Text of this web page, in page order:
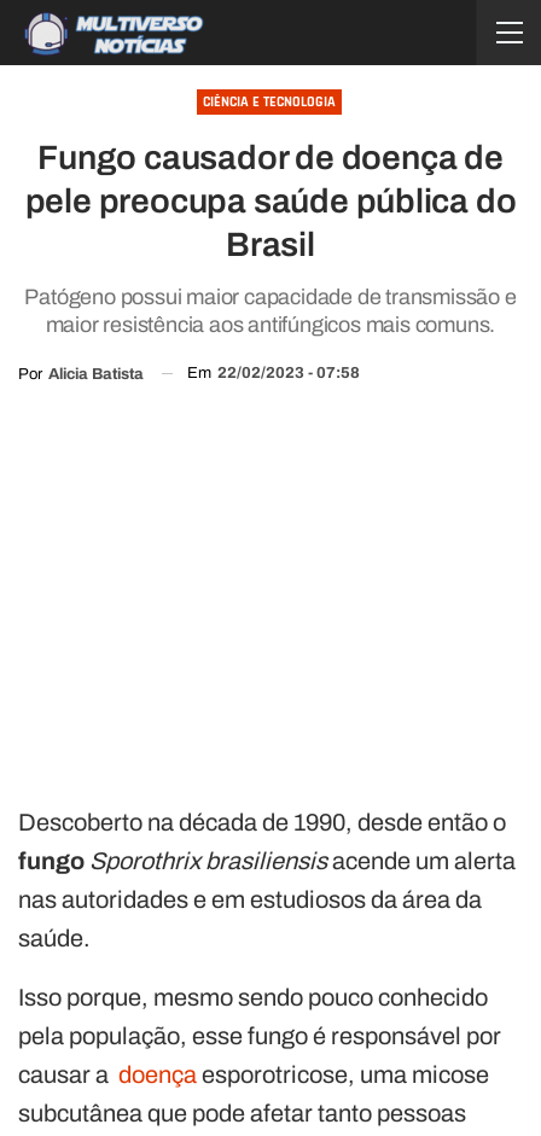
CIÊNCIA E TECNOLOGIA
Fungo causador de doença de
pele preocupa saúde pública do
Brasil
Patógeno possui maior capacidade de transmissão e
maior resistência aos antifúngicos mais comuns.
Por Alicia Batista Em 22/02/2023 - 07:58
Descoberto na década de 1990, desde então o
fungo Sporothrix brasiliensisacende um alerta
nas autoridades e em estudiosos da área da
saúde.
Isso porque, mesmo sendo pouco conhecido
pela população, esse fungo é responsável por
causar a doençaesporotricose, uma micose
subcutânea que pode afetar tanto pessoas